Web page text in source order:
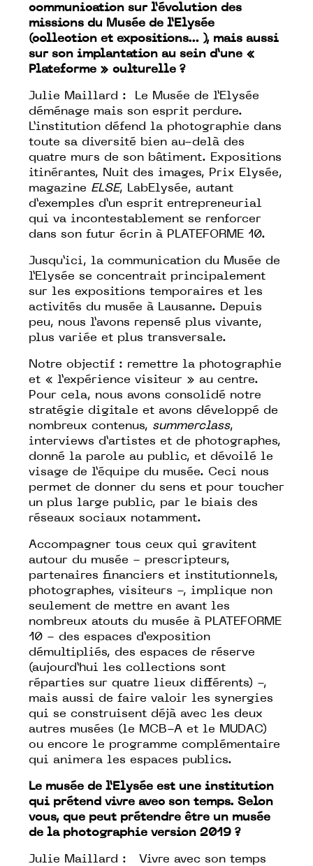
communication sur l’évolution des
missions du Musée de l’Elysée
(collection et expositions… ), mais aussi
sur son implantation au sein d’une «
Plateforme » culturelle ?
Julie Maillard : Le Musée de l’Elysée
déménage mais son esprit perdure.
L’institution défend la photographie dans
toute sa diversité bien au-delà des
quatre murs de son bâtiment. Expositions
itinérantes, Nuit des images, Prix Elysée,
magazine ELSE, LabElysée, autant
d’exemples d’un esprit entrepreneurial
qui va incontestablement se renforcer
dans son futur écrin à PLATEFORME 10.
Jusqu’ici, la communication du Musée de
l’Elysée se concentrait principalement
sur les expositions temporaires et les
activités du musée à Lausanne. Depuis
peu, nous l’avons repensé plus vivante,
plus variée et plus transversale.
Notre objectif : remettre la photographie
et « l’expérience visiteur » au centre.
Pour cela, nous avons consolidé notre
stratégie digitale et avons développé de
nombreux contenus, summerclass,
interviews d’artistes et de photographes,
donné la parole au public, et dévoilé le
visage de l’équipe du musée. Ceci nous
permet de donner du sens et pour toucher
un plus large public, par le biais des
réseaux sociaux notamment.
Accompagner tous ceux qui gravitent
autour du musée - prescripteurs,
partenaires financiers et institutionnels,
photographes, visiteurs -, implique non
seulement de mettre en avant les
nombreux atouts du musée à PLATEFORME
10 - des espaces d’exposition
démultipliés, des espaces de réserve
(aujourd’hui les collections sont
réparties sur quatre lieux différents) -,
mais aussi de faire valoir les synergies
qui se construisent déjà avec les deux
autres musées (le MCB-A et le MUDAC)
ou encore le programme complémentaire
qui animera les espaces publics.
Le musée de l’Elysée est une institution
qui prétend vivre avec son temps. Selon
vous, que peut prétendre être un musée
de la photographie version 2019 ?
Julie Maillard : Vivre avec son temps